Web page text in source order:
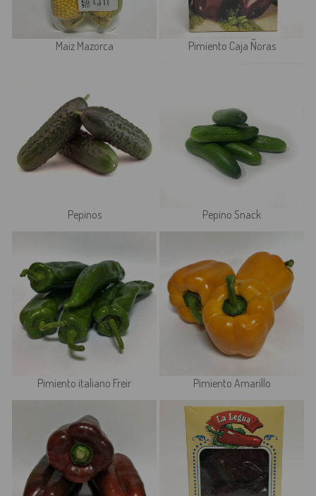
Maiz Mazorca Pimiento Caja Ñoras
Pepinos Pepino Snack
Pimiento italiano Freir Pimiento Amarillo